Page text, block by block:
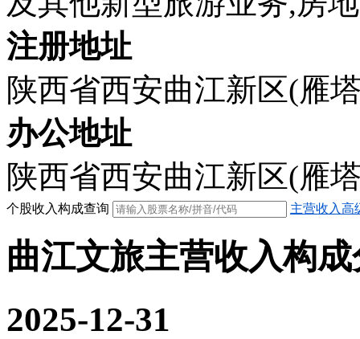
注册地址
陕西省西安曲江新区(雁
办公地址
陕西省西安曲江新区(雁
个股收入构成查询 主营收入高
曲江文旅主营收入构
2025-12-31